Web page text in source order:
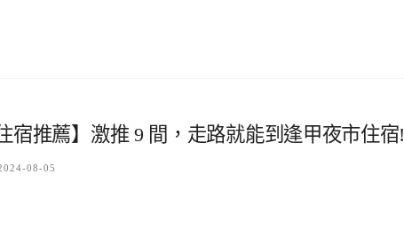
宿推薦】激推 9 間，走路就能到逢甲夜市住宿!
08-05